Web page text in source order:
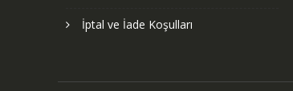
İptal ve İade Koşulları